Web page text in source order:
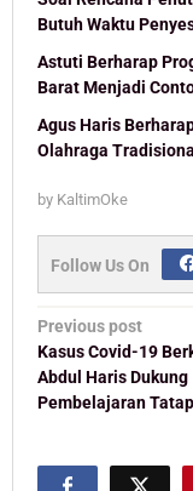
Butuh Waktu
Astuti Berharap
Barat Menjadi
Agus Haris
Olahraga Tradisional
by KaltimOke
Follow Us On
Post
Previous post
Kasus Covid-19
Abdul Haris Dukung
Pembelajaran